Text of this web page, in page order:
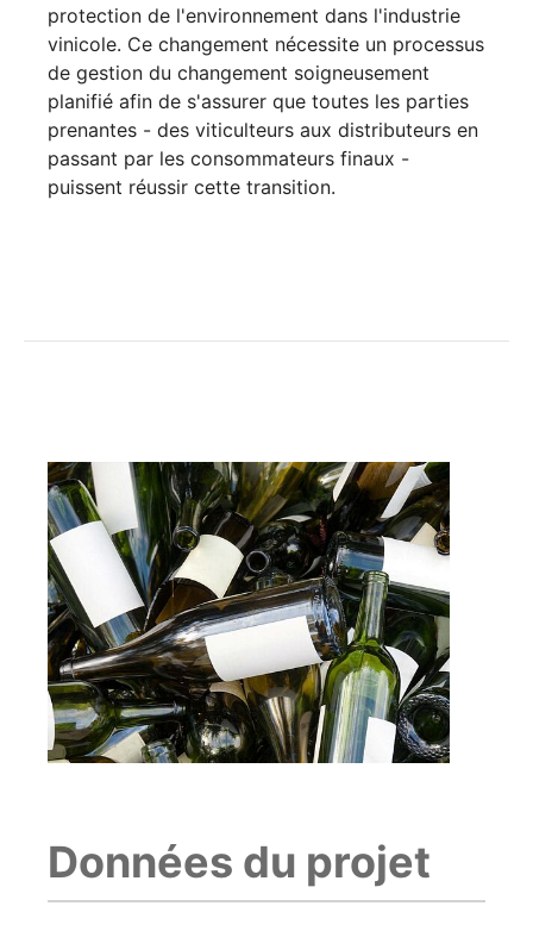
protection de l'environnement dans l'industrie
vinicole. Ce changement nécessite un processus
de gestion du changement soigneusement
planifié afin de s'assurer que toutes les parties
prenantes - des viticulteurs aux distributeurs en
passant par les consommateurs finaux -
puissent réussir cette transition.
Données du projet